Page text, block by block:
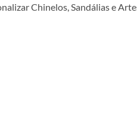
Chinelos, Sandálias e